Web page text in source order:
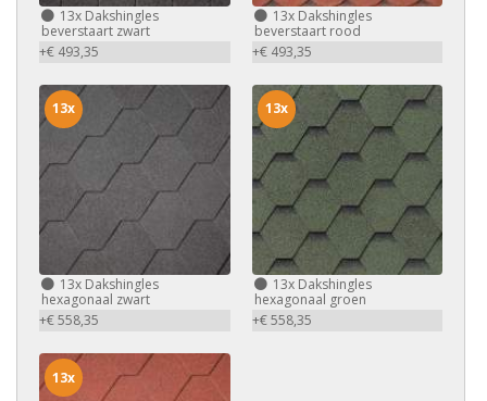
13x Dakshingles
beverstaart zwart
+€ 493,35
13xDakshingles
beverstaart rood
+€ 493,35
13x Dakshingles
hexagonaal zwart
+€ 558,35
13x
13xDakshingles
hexagonaal groen
+€ 558,35
13x
13x